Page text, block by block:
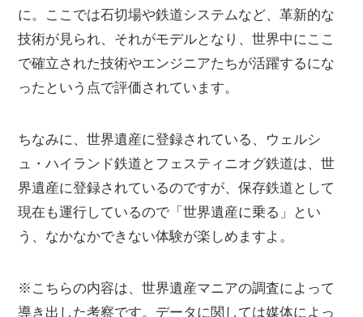
に。ここでは石切場や鉄道システムなど、革新的な
技術が見られ、それがモデルとなり、世界中にここ
で確立された技術やエンジニアたちが活躍するにな
ったという点で評価されています。
ちなみに、世界遺産に登録されている、ウェルシ
ュ・ハイランド鉄道とフェスティニオグ鉄道は、世
界遺産に登録されているのですが、保存鉄道として
現在も運行しているので「世界遺産に乗る」とい
う、なかなかできない体験が楽しめますよ。
※こちらの内容は、世界遺産マニアの調査によって
導き出した考察です。データに関しては媒体によっ